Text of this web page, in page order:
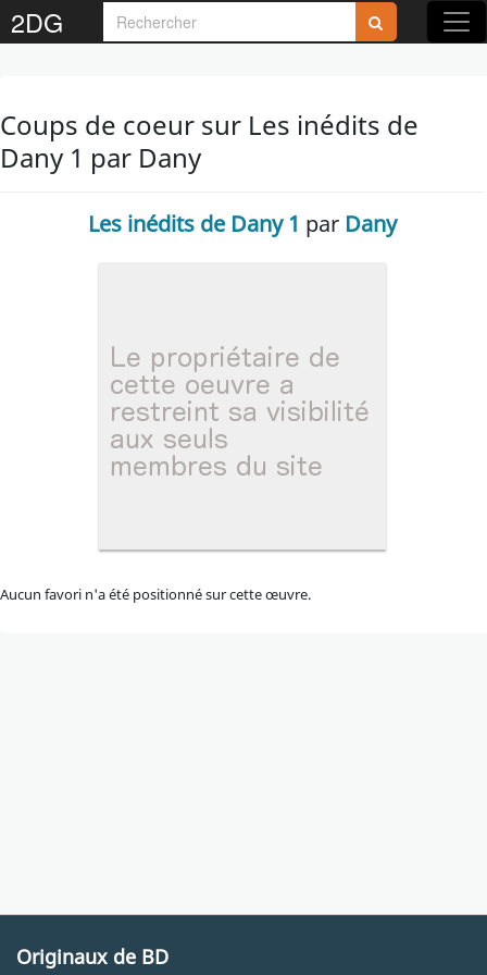
2DG
Coups de coeur sur Les inédits de
Dany 1 par Dany
Les inédits de Dany 1 par Dany
Aucun favori n'a été positionné sur cette œuvre.
Originaux de BD